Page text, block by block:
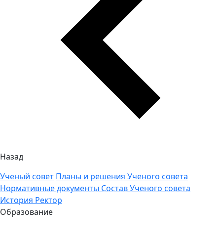
Назад
Ученый совет Планы и решения Ученого совета
Нормативные документы Состав Ученого совета
История Ректор
Образование